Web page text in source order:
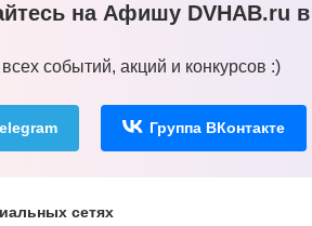
на Афишу DVHAB.ru в
всех событий, акций и конкурсов :)
Группа ВКонтакте
сетях